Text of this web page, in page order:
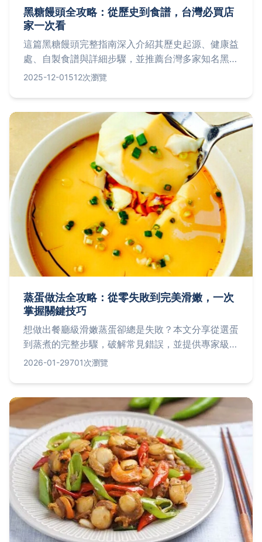
黑糖饅頭全攻略：從歷史到食譜，台灣必買店
家一次看
這篇黑糖饅頭完整指南深入介紹其歷史起源、健康益
處、自製食譜與詳細步驟，並推薦台灣多家知名黑糖
饅頭店家，包含地址、價格、營業時間與特色。文中
2025-12-01512次瀏覽
蒸蛋做法全攻略：從零失敗到完美滑嫩，一次
掌握關鍵技巧
想做出餐廳級滑嫩蒸蛋卻總是失敗？本文分享從選蛋
到蒸煮的完整步驟，破解常見錯誤，並提供專家級秘
訣，讓你輕鬆在家複製完美口感。
2026-01-29701次瀏覽